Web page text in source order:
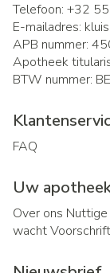
Telefoon: +32
E-mailadres:
APB nummer:
Apotheek
BTW nummer:
FAQ
Uw
Over ons Nuttige
wachtVoorschrift